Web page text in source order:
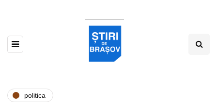
politica